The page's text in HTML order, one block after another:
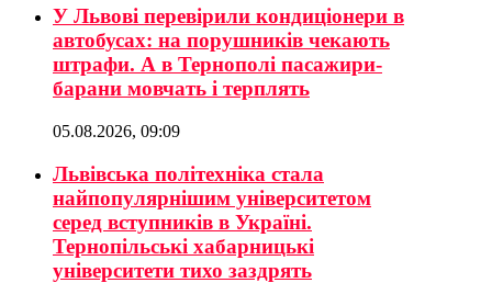
У Львові перевірили кондиціонери в
автобусах: на порушників чекають
штрафи. А в Тернополі пасажири-
барани мовчать і терплять
05.08.2026, 09:09
Львівська політехніка стала
найпопулярнішим університетом
серед вступників в Україні.
Тернопільські хабарницькі
університети тихо заздрять